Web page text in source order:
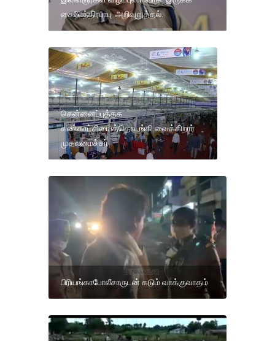
சைலேந்திரபாபு அறிவுறுத்தல்.
சென்னைப்புத்தக
கண்காட்சியைத்தொடங்கி வைக்கிறார்
முதலமைச்சர்
பிரியங்காபோலீசாருடன் கடும் வாக்குவாதம்